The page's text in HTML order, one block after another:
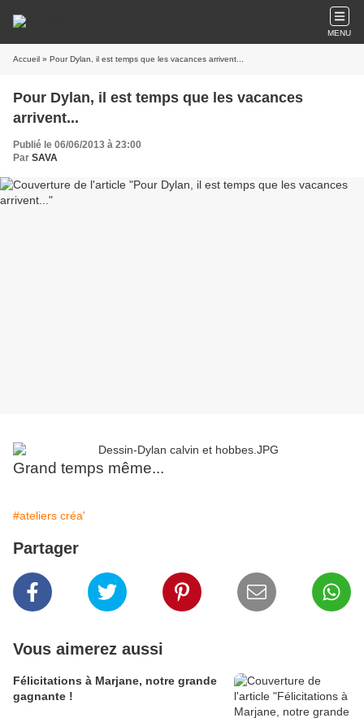
MENU
Accueil » Pour Dylan, il est temps que les vacances arrivent...
Pour Dylan, il est temps que les vacances
arrivent...
Publié le 06/06/2013 à 23:00
Par SAVA
Grand temps même...
#ateliers créa'
Partager
Vous aimerez aussi
Félicitations à Marjane, notre grande
gagnante !